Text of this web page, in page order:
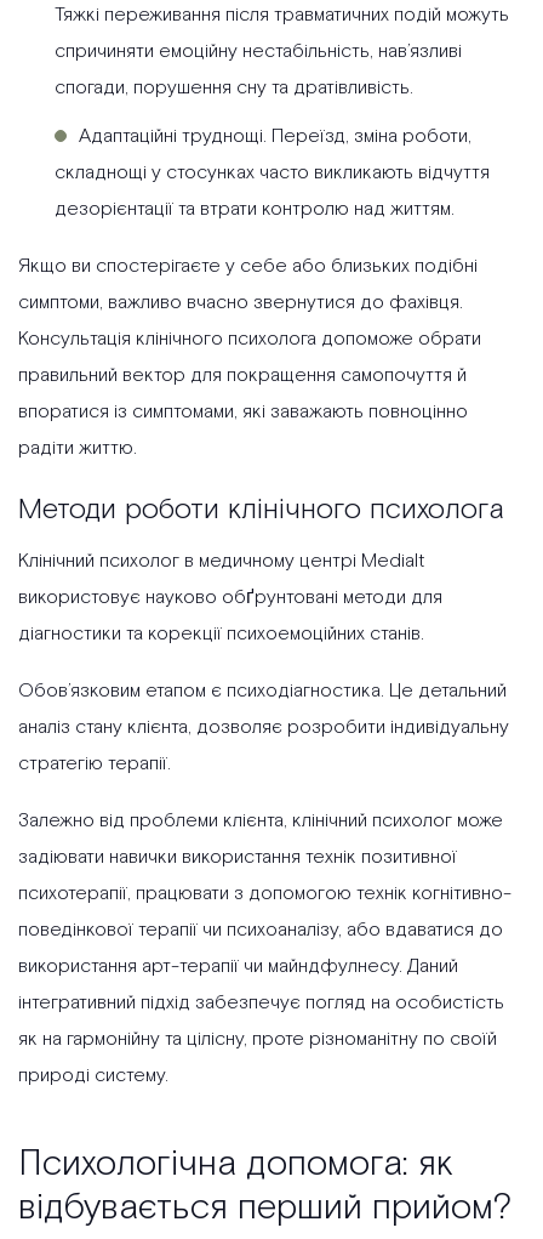
Тяжкі переживання після травматичних подій можуть
спричиняти емоційну нестабільність, нав’язливі
спогади, порушення сну та дратівливість.
Адаптаційні труднощі. Переїзд, зміна роботи,
складнощі у стосунках часто викликають відчуття
дезорієнтації та втрати контролю над життям.
Якщо ви спостерігаєте у себе або близьких подібні
симптоми, важливо вчасно звернутися до фахівця.
Консультація клінічного психолога допоможе обрати
правильний вектор для покращення самопочуття й
впоратися із симптомами, які заважають повноцінно
радіти життю.
Методи роботи клінічного психолога
Клінічний психолог в медичному центрі Medialt
використовує науково обґрунтовані методи для
діагностики та корекції психоемоційних станів.
Обов’язковим етапом є психодіагностика. Це детальний
аналіз стану клієнта, дозволяє розробити індивідуальну
стратегію терапії.
Залежно від проблеми клієнта, клінічний психолог може
задіювати навички використання технік позитивної
психотерапії, працювати з допомогою технік когнітивно-
поведінкової терапії чи психоаналізу, або вдаватися до
використання арт-терапії чи майндфулнесу. Даний
інтегративний підхід забезпечує погляд на особистість
як на гармонійну та цілісну, проте різноманітну по своїй
природі систему.
Психологічна допомога: як
відбувається перший прийом?